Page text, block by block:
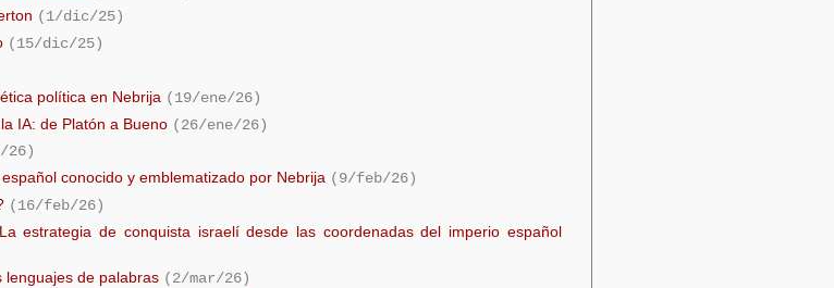
(1/dic/25)
(15/dic/25)
política en Nebrija (19/ene/26)
IA: de Platón a Bueno (26/ene/26)
26)
conocido y emblematizado por Nebrija (9/feb/26)
(16/feb/26)
estrategia de conquista israelí desde las coordenadas del imperio español
lenguajes de palabras (2/mar/26)